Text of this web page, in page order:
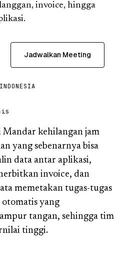
invoice, hingga
Jadwalkan Meeting
INDONESIA
Mandar kehilangan jam
yang sebenarnya bisa
data antar aplikasi,
invoice, dan
memetakan tugas-tugas
yang
tangan, sehingga tim
tinggi.